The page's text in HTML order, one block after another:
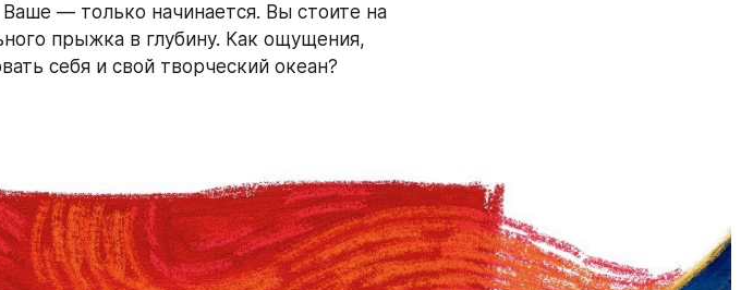
— только начинается. Вы стоите на
прыжка в глубину. Как ощущения,
себя и свой творческий океан?